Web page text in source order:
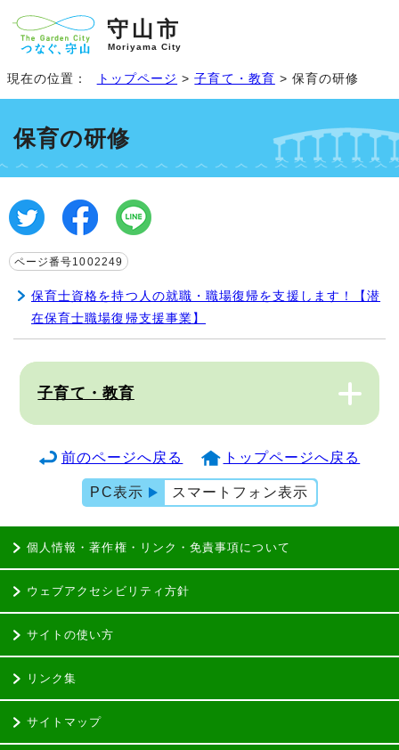
守山市
Moriyama City
現在の位置： トップページ >子育て・教育 > 保育の研修
保育の研修
ページ番号1002249
保育士資格を持つ人の就職・職場復帰を支援します！【潜
在保育士職場復帰支援事業】
子育て・教育
前のページへ戻る トップページへ戻る
PC表示 スマートフォン表示
個人情報・著作権・リンク・免責事項について
ウェブアクセシビリティ方針
サイトの使い方
リンク集
サイトマップ